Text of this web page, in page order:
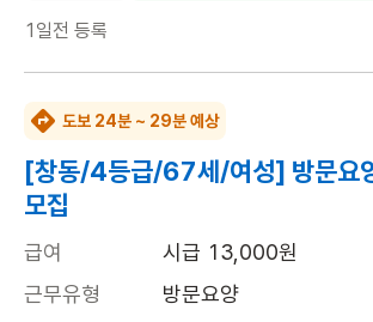
1일전 등록
도보 24분 ~ 29분 예상
[창동/4등급/67세/여성] 방문요
모집
급여
시급 13,000원
근무유형
방문요양